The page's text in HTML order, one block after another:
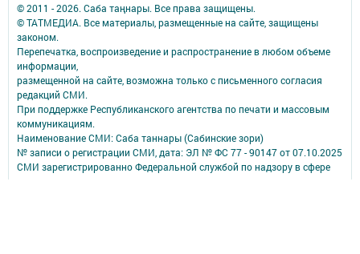
© 2011 - 2026. Саба таңнары. Все права защищены.
© ТАТМЕДИА. Все материалы, размещенные на сайте, защищены
законом.
Перепечатка, воспроизведение и распространение в любом объеме
информации,
размещенной на сайте, возможна только с письменного согласия
редакций СМИ.
При поддержке Республиканского агентства по печати и массовым
коммуникациям.
Наименование СМИ: Саба таннары (Сабинские зори)
№ записи о регистрации СМИ, дата: ЭЛ № ФС 77 - 90147 от 07.10.2025
СМИ зарегистрированно Федеральной службой по надзору в сфере